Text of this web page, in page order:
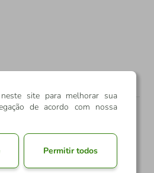
site para melhorar sua
de acordo com nossa
Permitir todos